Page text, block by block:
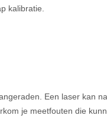
kalibratie.
Een laser kan
je meetfouten die